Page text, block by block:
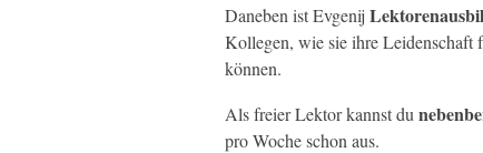
Daneben ist Evgenij
Kollegen, wie sie ihre Leidenschaft
können.
Als freier Lektor kannst du
pro Woche schon aus.